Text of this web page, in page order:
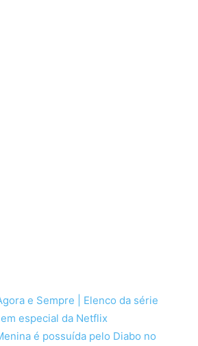
e Sempre | Elenco da série
especial da Netflix
é possuída pelo Diabo no